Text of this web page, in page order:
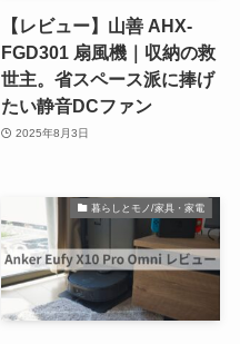
【レビュー】山善 AHX-
FGD301 扇風機｜収納の救
世主。省スペース派に捧げ
たい静音DCファン
2025年8月3日
暮らしとモノ/家具・家電